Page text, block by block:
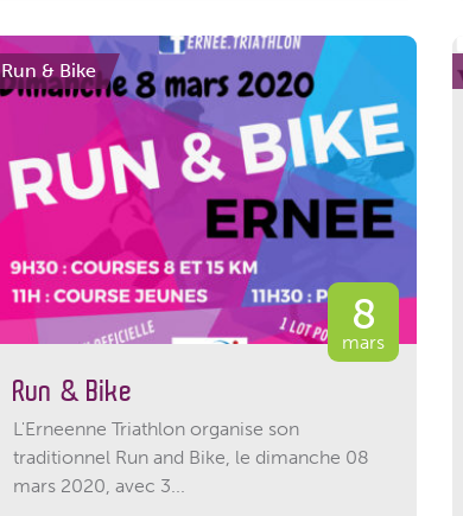
Run & Bike
8
mars
Run & Bike
L'Erneenne Triathlon organise son
traditionnel Run and Bike, le dimanche 08
mars 2020, avec 3...